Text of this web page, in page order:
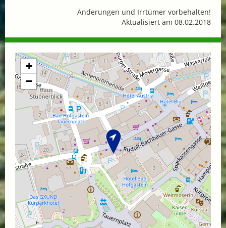
Änderungen und Irrtümer vorbehalten!
Aktualisiert am 08.02.2018
+
−